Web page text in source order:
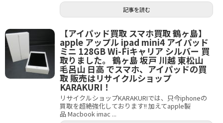
記事を読む
【アイパッド買取 スマホ買取 鶴ヶ島】
apple アップル ipad mini4 アイパッド
ミニ 128GB Wi-Fiキャリア シルバー 買
取りました。 鶴ヶ島 坂戸 川越 東松山
毛呂山 日高 でスマホ、アイパッドの買
取 販売はリサイクルショップ
KARAKURI！
リサイクルショップKARAKURIでは、只今iphoneの
買取を超絶強化しております!! 加えてapple製
品 Macbook imac ...